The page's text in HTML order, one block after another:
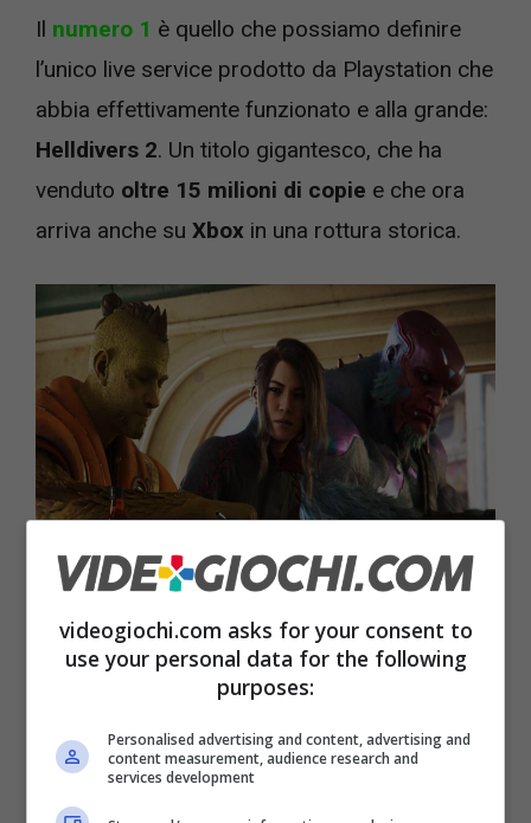
Il numero 1 è quello che possiamo definire
l’unico live service prodotto da Playstation che
abbia effettivamente funzionato e alla grande:
Helldivers 2. Un titolo gigantesco, che ha
venduto oltre 15 milioni di copie e che ora
arriva anche su Xbox in una rottura storica.
– Videogiochi.com
è rappresentato dai
live service che Playstation ha o avrebbe
cancellato. Alcuni dopo il lancio, altri mentre
videogiochi.com asks for your consent to
use your personal data for the following
purposes:
Personalised advertising and content, advertising and
content measurement, audience research and
services development